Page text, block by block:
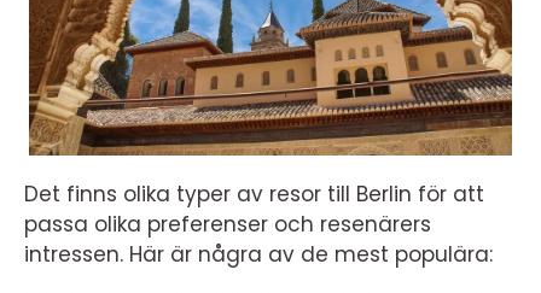
Det finns olika typer av resor till Berlin för att
passa olika preferenser och resenärers
intressen. Här är några av de mest populära: